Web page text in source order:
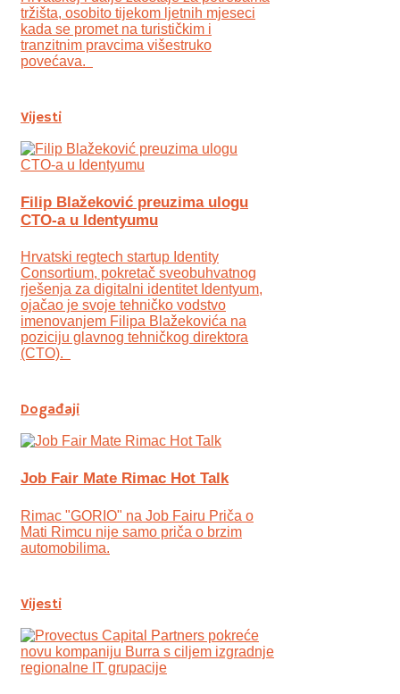
tržišta, osobito tijekom ljetnih mjeseci
kada se promet na turističkim i
tranzitnim pravcima višestruko
povećava.
Vijesti
Filip Blažeković preuzima ulogu
CTO-a u Identyumu
Hrvatski regtech startup Identity
Consortium, pokretač sveobuhvatnog
rješenja za digitalni identitet Identyum,
ojаčao je svoje tehničko vodstvo
imenovanjem Filipa Blažekovića na
poziciju glavnog tehničkog direktora
(CTO).
Događaji
Job Fair Mate Rimac Hot Talk
Rimac "GORIO" na Job Fairu Priča o
Mati Rimcu nije samo priča o brzim
automobilima.
Vijesti